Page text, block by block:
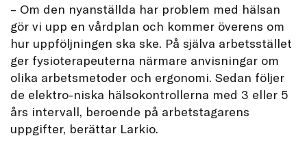
– Om den nyanställda har problem med hälsan
gör vi upp en vårdplan och kommer överens om
hur uppföljningen ska ske. På själva arbetsstället
ger fysioterapeuterna närmare anvisningar om
olika arbetsmetoder och ergonomi. Sedan följer
de elektro-niska hälsokontrollerna med 3 eller 5
års intervall, beroende på arbetstagarens
uppgifter, berättar Larkio.